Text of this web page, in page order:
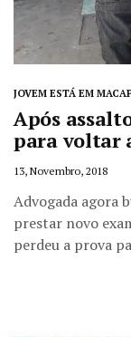
JOVEM ESTÁ EM
Após
para voltar
13, Novembro, 2018
Advogada agora
prestar novo
perdeu a prova